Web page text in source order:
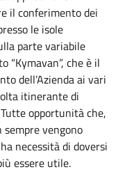
il conferimento dei
le isole
parte variabile
“Kymavan”, che è il
dell’Azienda ai vari
itinerante di
opportunità che,
sempre vengono
necessità di doversi
essere utile.